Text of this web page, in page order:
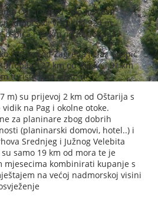
Oštarije) su selo na cesti
nadmorskoj visini od 924 m,
i 19 km od Karlobaga.
200 km od Zagreba (izlaz Gospić
127 km od Rijeke i 91 km
turističkom cestom
m) su prijevoj 2 km od Oštarija s
na Pag i okolne otoke.
za planinare zbog dobrih
(planinarski domovi, hotel..) i
Srednjeg i Južnog Velebita
samo 19 km od mora te je
mjesecima kombinirati kupanje s
na većoj nadmorskoj visini